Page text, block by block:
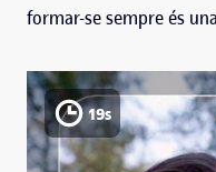
formar-se sempre és
19s